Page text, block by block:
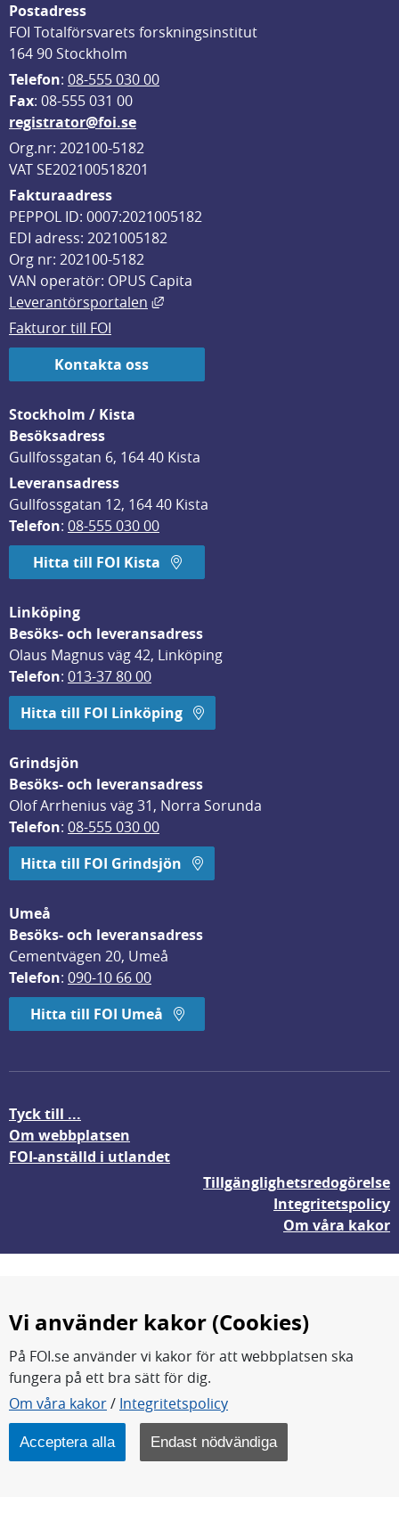
Postadress
FOI Totalförsvarets forskningsinstitut
164 90 Stockholm
Telefon: 08-555 030 00
Fax: 08-555 031 00
registrator@foi.se
Org.nr: 202100-5182
VAT SE202100518201
Fakturaadress
PEPPOL ID: 0007:2021005182
EDI adress: 2021005182
Org nr: 202100-5182
VAN operatör: OPUS Capita
Leverantörsportalen
Länk till annan webbplats, öppnas
Fakturor till FOI
Kontakta oss
Stockholm / Kista
Besöksadress
Gullfossgatan 6, 164 40 Kista
Leveransadress
Gullfossgatan 12, 164 40 Kista
Telefon: 08-555 030 00
Hitta till FOI Kista
Linköping
Besöks- och leveransadress
Olaus Magnus väg 42, Linköping
Telefon: 013-37 80 00
Hitta till FOI Linköping
Grindsjön
Besöks- och leveransadress
Olof Arrhenius väg 31, Norra Sorunda
Telefon: 08-555 030 00
Hitta till FOI Grindsjön
Umeå
Besöks- och leveransadress
Cementvägen 20, Umeå
Telefon: 090-10 66 00
Hitta till FOI Umeå
Tyck till ...
Om webbplatsen
FOI-anställd i utlandet
Tillgänglighetsredogörelse
Integritetspolicy
Om våra kakor
FOI forskar för en säkrare värld.
FOI:s kärnverksamhet är forskning, metod- och
teknikutveckling samt analyser och studier.
Myndigheten ligger under Försvarsdepartementet.
Vi använder kakor (Cookies)
På FOI.se använder vi kakor för att webbplatsen ska
fungera på ett bra sätt för dig.
Om våra kakor/ Integritetspolicy
Acceptera alla Endast nödvändiga